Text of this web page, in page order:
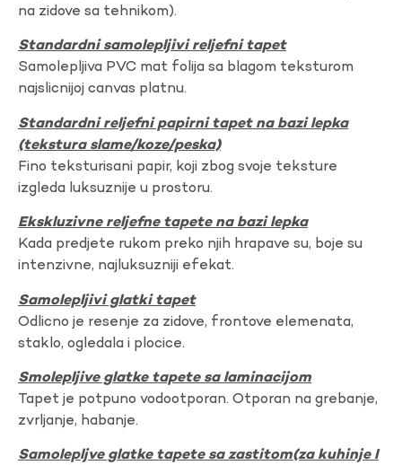
na zidove sa tehnikom).
Standardni samolepljivi reljefni tapet
Samolepljiva PVC mat folija sa blagom teksturom
najslicnijoj canvas platnu.
Standardni reljefni papirni tapet na bazi lepka
(tekstura slame/koze/peska)
Fino teksturisani papir, koji zbog svoje teksture
izgleda luksuznije u prostoru.
Ekskluzivne reljefne tapete na bazi lepka
Kada predjete rukom preko njih hrapave su, boje su
intenzivne, najluksuzniji efekat.
Samolepljivi glatki tapet
Odlicno je resenje za zidove, frontove elemenata,
staklo, ogledala i plocice.
Smolepljive glatke tapete sa laminacijom
Tapet je potpuno vodootporan. Otporan na grebanje,
zvrljanje, habanje.
Samolepljve glatke tapete sa zastitom(za kuhinje I